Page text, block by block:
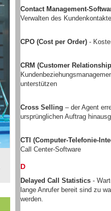
Contact Management-
Verwalten des
CPO (Cost per Order) -
CRM (Customer
unterstützen
Cross Selling – der Agent
ursprünglichen Auftrag
CTI (Computer-Telefonie-
Call Center-Software
D
Delayed Call Statistics -
lange Anrufer bereit sind zu
werden.